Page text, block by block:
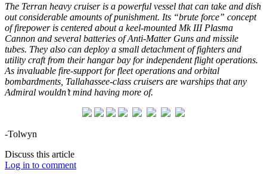
The Terran heavy cruiser is a powerful vessel that can take and dish
out considerable amounts of punishment. Its “brute force” concept
of firepower is centered about a keel-mounted Mk III Plasma
Cannon and several batteries of Anti-Matter Guns and missile
tubes. They also can deploy a small detachment of fighters and
utility craft from their hangar bay for independent flight operations.
As invaluable fire-support for fleet operations and orbital
bombardments, Tallahassee-class cruisers are warships that any
Admiral wouldn’t mind having more of.
-Tolwyn
Discuss this article
Log in to comment